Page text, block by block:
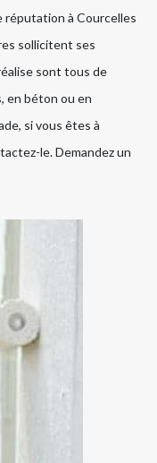
réputation à Courcelles
sollicitent ses
sont tous de
en béton ou en
si vous êtes à
le. Demandez un